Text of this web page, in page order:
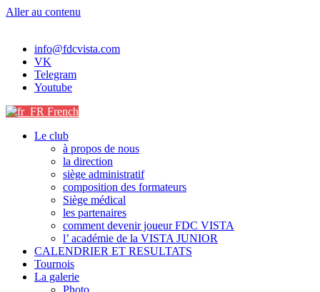
Aller au contenu
info@fdcvista.com
VK
Telegram
Youtube
French
Le club
à propos de nous
la direction
siège administratif
composition des formateurs
Siège médical
les partenaires
comment devenir joueur FDC VISTA
l’ académie de la VISTA JUNIOR
CALENDRIER ET RESULTATS
Tournois
La galerie
Photo